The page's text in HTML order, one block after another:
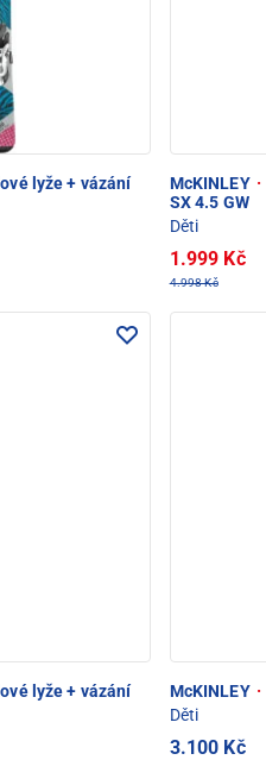
lyže + vázání
McKINLEY ·
SX 4.5 GW
Děti
1.999 Kč
4.998 Kč
lyže + vázání
McKINLEY ·
Děti
3.100 Kč